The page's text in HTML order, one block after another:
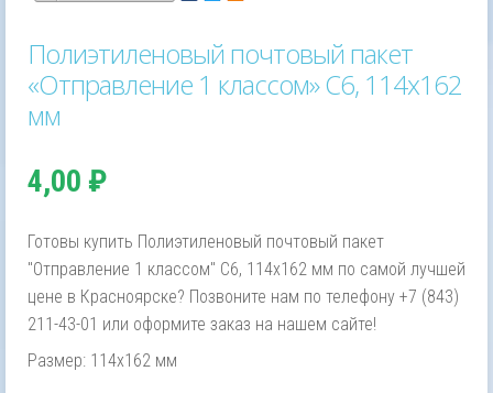
Полиэтиленовый почтовый пакет
«Отправление 1 классом» С6, 114х162
мм
4,00 ₽
Готовы купить Полиэтиленовый почтовый пакет
"Отправление 1 классом" С6, 114х162 мм по самой лучшей
цене в Красноярске? Позвоните нам по телефону +7 (843)
211-43-01 или оформите заказ на нашем сайте!
Размер: 114х162 мм